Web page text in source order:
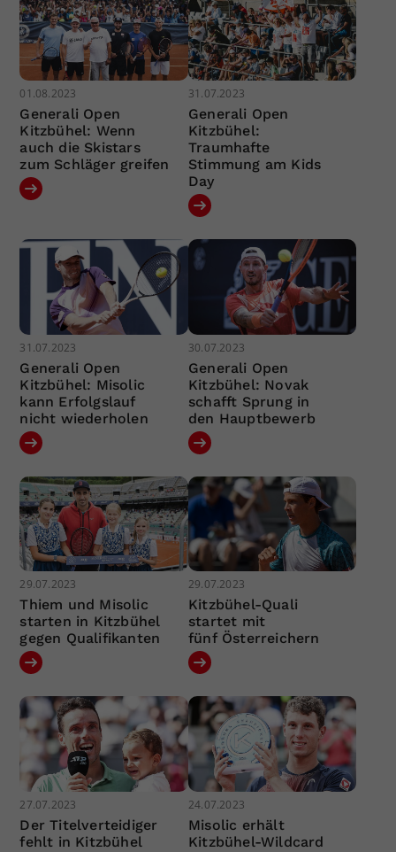
01.08.2023
Generali Open
Kitzbühel: Wenn
auch die Skistars
zum Schläger greifen
31.07.2023
Generali Open
Kitzbühel:
Traumhafte
Stimmung am Kids
Day
31.07.2023
Generali Open
Kitzbühel: Misolic
kann Erfolgslauf
nicht wiederholen
30.07.2023
Generali Open
Kitzbühel: Novak
schafft Sprung in
den Hauptbewerb
29.07.2023
Thiem und Misolic
starten in Kitzbühel
gegen Qualifikanten
29.07.2023
Kitzbühel-Quali
startet mit
fünf Österreichern
27.07.2023
Der Titelverteidiger
fehlt in Kitzbühel
24.07.2023
Misolic erhält
Kitzbühel-Wildcard